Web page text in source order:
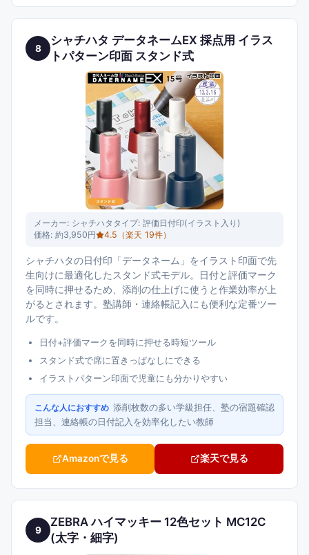
8
シャチハタ データネームEX 採点用 イラス
トパターン印面 スタンド式
メーカー: シャチハタ タイプ: 評価日付印(イラスト入り)
価格: 約3,950円 4.5 （楽天 19件）
シャチハタの日付印「データネーム」をイラスト印面で先
生向けに最適化したスタンド式モデル。日付と評価マーク
を同時に押せるため、添削の仕上げに使うと作業効率が上
がるとされます。塾講師・連絡帳記入にも便利な定番ツー
ルです。
日付+評価マークを同時に押せる時短ツール
スタンド式で席に置きっぱなしにできる
イラストパターン印面で児童にも分かりやすい
こんな人におすすめ 添削枚数の多い学級担任、塾の宿題確認
担当、連絡帳の日付記入を効率化したい教師
Amazonで見る 楽天で見る
9
ZEBRA ハイマッキー 12色セット MC12C
(太字・細字)